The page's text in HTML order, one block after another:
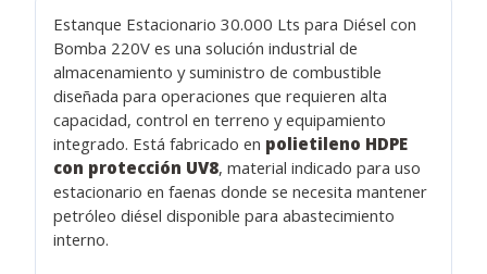
Estanque Estacionario 30.000 Lts para Diésel con
Bomba 220V es una solución industrial de
almacenamiento y suministro de combustible
diseñada para operaciones que requieren alta
capacidad, control en terreno y equipamiento
integrado. Está fabricado en polietileno HDPE
con protección UV8, material indicado para uso
estacionario en faenas donde se necesita mantener
petróleo diésel disponible para abastecimiento
interno.